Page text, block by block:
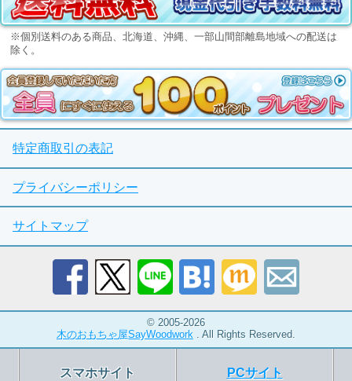
※個別送料のある商品、北海道、沖縄、一部山間部離島地域への配送は
除く。
特定商取引の表記
プライバシーポリシー
サイトマップ
© 2005-2026
木のおもちゃ屋SayWoodwork . All Rights Reserved.
スマホサイト PCサイト